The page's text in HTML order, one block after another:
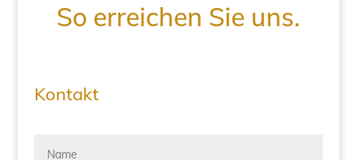
So erreichen Sie uns.
Kontakt